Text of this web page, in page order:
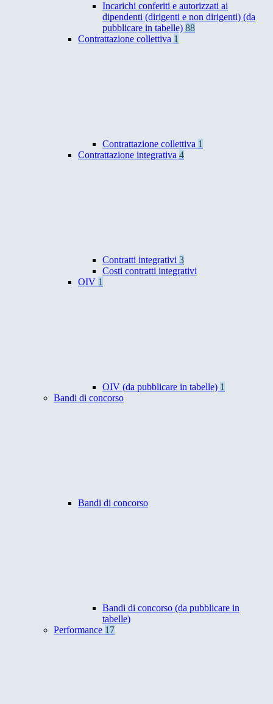
Incarichi conferiti e autorizzati ai
dipendenti (dirigenti e non dirigenti) (da
pubblicare in tabelle) 88
Contrattazione collettiva 1
Contrattazione collettiva 1
Contrattazione integrativa 4
Contratti integrativi 3
Costi contratti integrativi
OIV 1
OIV (da pubblicare in tabelle) 1
Bandi di concorso
Bandi di concorso
Bandi di concorso (da pubblicare in
tabelle)
Performance 17